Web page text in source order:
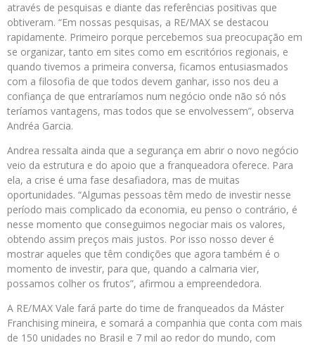
através de pesquisas e diante das referências positivas que
obtiveram. “Em nossas pesquisas, a RE/MAX se destacou
rapidamente. Primeiro porque percebemos sua preocupação em
se organizar, tanto em sites como em escritórios regionais, e
quando tivemos a primeira conversa, ficamos entusiasmados
com a filosofia de que todos devem ganhar, isso nos deu a
confiança de que entraríamos num negócio onde não só nós
teríamos vantagens, mas todos que se envolvessem”, observa
Andréa Garcia.
Andrea ressalta ainda que a segurança em abrir o novo negócio
veio da estrutura e do apoio que a franqueadora oferece. Para
ela, a crise é uma fase desafiadora, mas de muitas
oportunidades. “Algumas pessoas têm medo de investir nesse
período mais complicado da economia, eu penso o contrário, é
nesse momento que conseguimos negociar mais os valores,
obtendo assim preços mais justos. Por isso nosso dever é
mostrar aqueles que têm condições que agora também é o
momento de investir, para que, quando a calmaria vier,
possamos colher os frutos”, afirmou a empreendedora.
A RE/MAX Vale fará parte do time de franqueados da Máster
Franchising mineira, e somará a companhia que conta com mais
de 150 unidades no Brasil e 7 mil ao redor do mundo, com